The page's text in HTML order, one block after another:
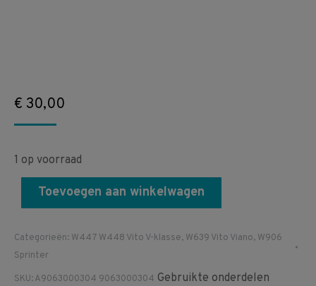
€ 30,00
1 op voorraad
Toevoegen aan winkelwagen
Categorieën: W447 W448 Vito V-klasse, W639 Vito Viano, W906
Sprinter
SKU:A9063000304 9063000304 Gebruikte onderdelen